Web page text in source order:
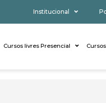
Institucional
Cursos livres Presencial